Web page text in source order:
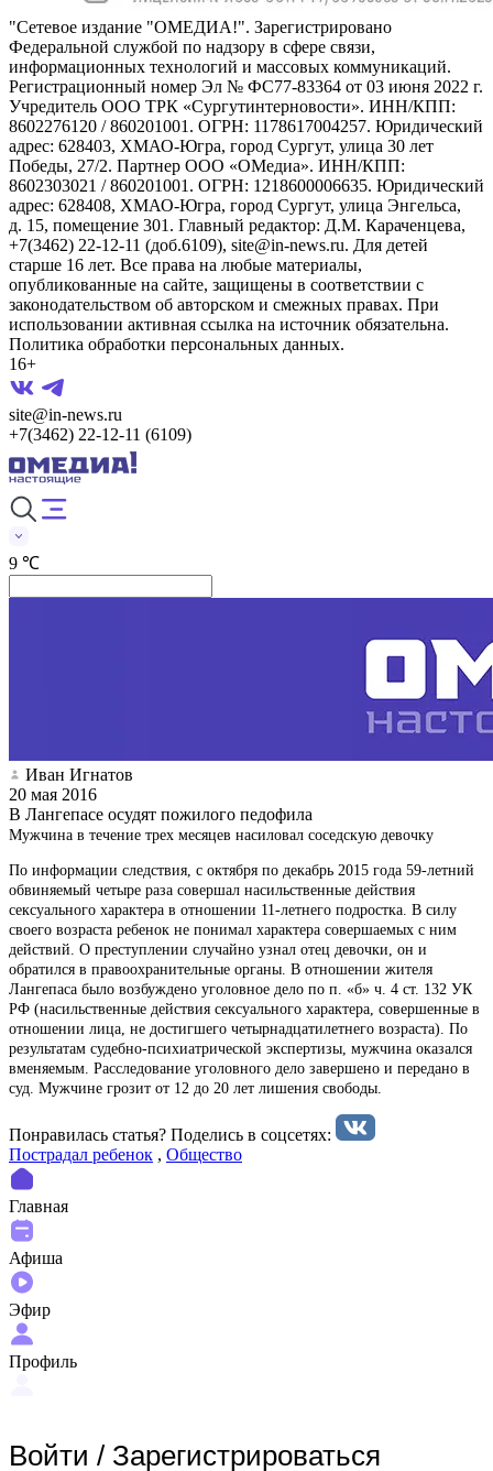
"Сетевое издание "ОМЕДИА!". Зарегистрировано
Федеральной службой по надзору в сфере связи,
информационных технологий и массовых коммуникаций.
Регистрационный номер Эл № ФС77-83364 от 03 июня 2022 г.
Учредитель ООО ТРК «Сургутинтерновости». ИНН/КПП:
8602276120 / 860201001. ОГРН: 1178617004257. Юридический
адрес: 628403, ХМАО-Югра, город Сургут, улица 30 лет
Победы, 27/2. Партнер ООО «ОМедиа». ИНН/КПП:
8602303021 / 860201001. ОГРН: 1218600006635. Юридический
адрес: 628408, ХМАО-Югра, город Сургут, улица Энгельса,
д. 15, помещение 301. Главный редактор: Д.М. Караченцева,
+7(3462) 22-12-11 (доб.6109), site@in-news.ru. Для детей
старше 16 лет. Все права на любые материалы,
опубликованные на сайте, защищены в соответствии с
законодательством об авторском и смежных правах. При
использовании активная ссылка на источник обязательна.
Политика обработки персональных данных.
16+
site@in-news.ru
+7(3462) 22-12-11 (6109)
9 ℃
Иван Игнатов
20 мая 2016
В Лангепасе осудят пожилого педофила
Мужчина в течение трех месяцев насиловал соседскую девочку
По информации следствия, с октября по декабрь 2015 года 59-летний
обвиняемый четыре раза совершал насильственные действия
сексуального характера в отношении 11-летнего подростка. В силу
своего возраста ребенок не понимал характера совершаемых с ним
действий. О преступлении случайно узнал отец девочки, он и
обратился в правоохранительные органы. В отношении жителя
Лангепаса было возбуждено уголовное дело по п. «б» ч. 4 ст. 132 УК
РФ (насильственные действия сексуального характера, совершенные в
отношении лица, не достигшего четырнадцатилетнего возраста). По
результатам судебно-психиатрической экспертизы, мужчина оказался
вменяемым. Расследование уголовного дело завершено и передано в
суд. Мужчине грозит от 12 до 20 лет лишения свободы.
Понравилась статья? Поделиcь в соцсетях:
Пострадал ребенок , Общество
Главная
Афиша
Эфир
Профиль
Войти / Зарегистрироваться